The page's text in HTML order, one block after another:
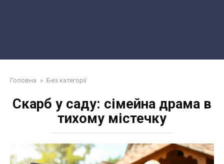
Головна » Без категорії
Скарб у саду: сімейна драма в
тихому містечку